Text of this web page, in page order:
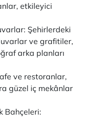
etkileyici
Şehirlerdeki
ve grafitiler,
arka planları
ve restoranlar,
güzel iç mekânlar
Bahçeleri: